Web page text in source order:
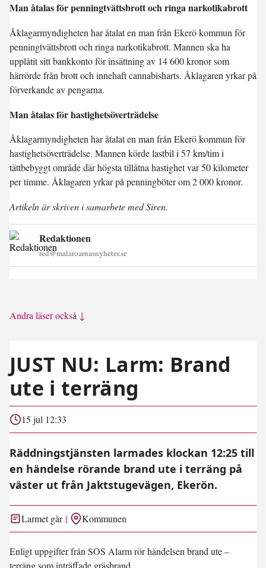
Man åtalas för penningtvättsbrott och ringa narkotikabrott
Åklagarmyndigheten har åtalat en man från Ekerö kommun för
penningtvättsbrott och ringa narkotikabrott. Mannen ska ha
upplåtit sitt bankkonto för insättning av 14 600 kronor som
härrörde från brott och innehaft cannabisharts. Åklagaren yrkar på
förverkande av pengarna.
Man åtalas för hastighetsöverträdelse
Åklagarmyndigheten har åtalat en man från Ekerö kommun för
hastighetsöverträdelse. Mannen körde lastbil i 57 km/tim i
tättbebyggt område där högsta tillåtna hastighet var 50 kilometer
per timme. Åklagaren yrkar på penningböter om 2 000 kronor.
Artikeln är skriven i samarbete med Siren.
Redaktionen
red@malaroarnasnyheter.se
Andra läser också ↓
JUST NU: Larm: Brand
ute i terräng
15 jul 12:33
Räddningstjänsten larmades klockan 12:25 till
en händelse rörande brand ute i terräng på
väster ut från Jaktstugevägen, Ekerön.
Larmet går Kommunen
Enligt uppgifter från SOS Alarm rör händelsen brand ute –
terräng som inträffade gräsbrand.